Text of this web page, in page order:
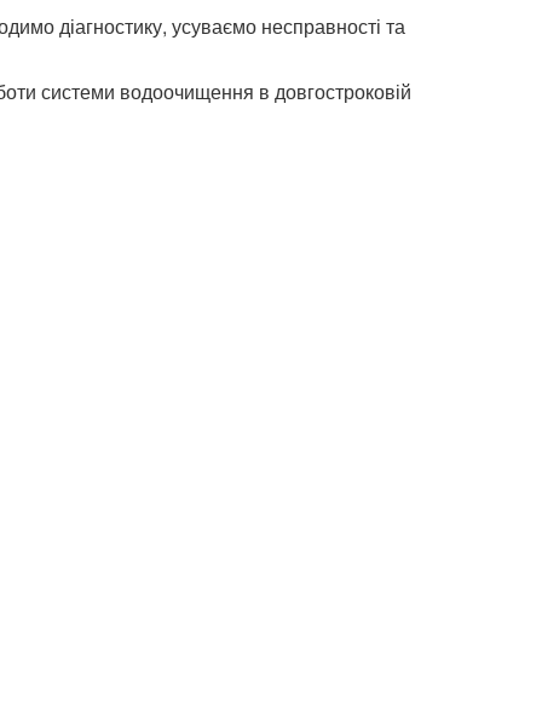
діагностику, усуваємо несправності та
системи водоочищення в довгостроковій